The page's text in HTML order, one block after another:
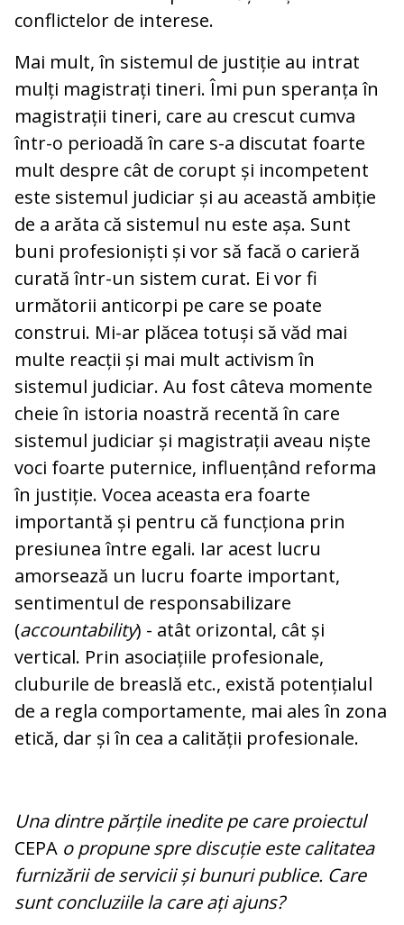
conflictelor de interese.
Mai mult, în sistemul de justiție au intrat
mulți magistrați tineri. Îmi pun speranța în
magistrații tineri, care au crescut cumva
într-o perioadă în care s-a discutat foarte
mult despre cât de corupt și incompetent
este sistemul judiciar și au această ambiție
de a arăta că sistemul nu este așa. Sunt
buni profesioniști și vor să facă o carieră
curată într-un sistem curat. Ei vor fi
următorii anticorpi pe care se poate
construi. Mi-ar plăcea totuși să văd mai
multe reacții și mai mult activism în
sistemul judiciar. Au fost câteva momente
cheie în istoria noastră recentă în care
sistemul judiciar și magistrații aveau niște
voci foarte puternice, influențând reforma
în justiție. Vocea aceasta era foarte
importantă și pentru că funcționa prin
presiunea între egali. Iar acest lucru
amorsează un lucru foarte important,
sentimentul de responsabilizare
(accountability) - atât orizontal, cât și
vertical. Prin asociațiile profesionale,
cluburile de breaslă etc., există potențialul
de a regla comportamente, mai ales în zona
etică, dar și în cea a calității profesionale.
Una dintre părțile inedite pe care proiectul
CEPA o propune spre discuție este calitatea
furnizării de servicii și bunuri publice. Care
sunt concluziile la care ați ajuns?